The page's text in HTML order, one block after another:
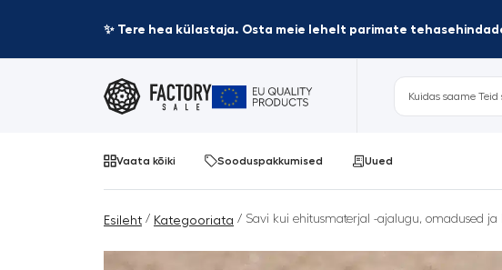
✨ Tere hea külastaja. Osta meie lehelt parimate
Vaata kõiki Sooduspakkumised Uued
Esileht / Kategooriata / Savi kui ehitusmaterjal -ajalugu, omadused ja